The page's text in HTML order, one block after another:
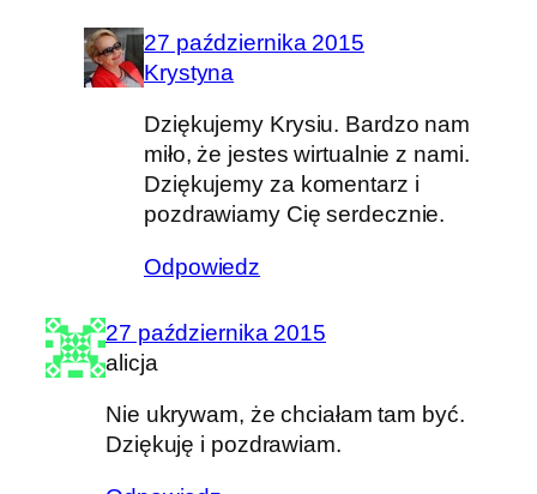
27 października 2015
Krystyna
Dziękujemy Krysiu. Bardzo nam
miło, że jestes wirtualnie z nami.
Dziękujemy za komentarz i
pozdrawiamy Cię serdecznie.
Odpowiedz
27 października 2015
alicja
Nie ukrywam, że chciałam tam być.
Dziękuję i pozdrawiam.